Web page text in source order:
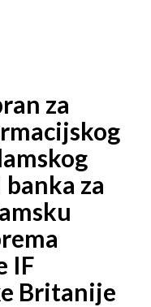
za
za
IF
Britanije